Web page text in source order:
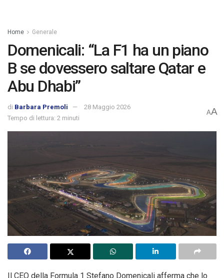
Home Generale
Domenicali: “La F1 ha un piano
B se dovessero saltare Qatar e
Abu Dhabi”
di Barbara Premoli
28 Maggio 2026
Tempo di lettura: 2 minuti
AA
Il CEO della Formula 1 Stefano Domenicali afferma che lo